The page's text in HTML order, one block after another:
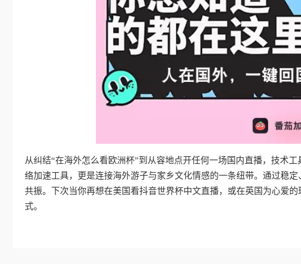
从纠结“在海外怎么看欧洲杯”到从容地点开任何一场国内直播，技术
络加速工具，更是连接海外游子与家乡文化情感的一条纽带。通过稳
共振。下次当你再想在美国看抖音世界杯中文直播，或在英国为心爱
式。